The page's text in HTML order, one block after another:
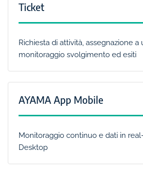
Ticket
Richiesta di attività, assegnazione a
monitoraggio svolgimento ed esiti
AYAMA App Mobile
Monitoraggio continuo e dati in
Desktop